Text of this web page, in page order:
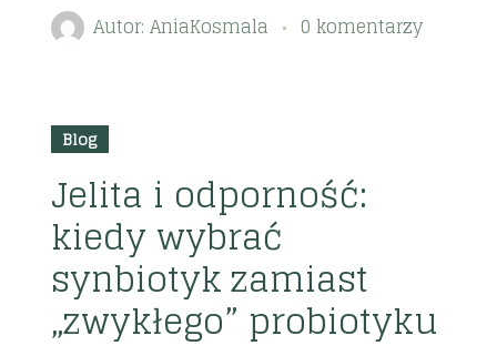
Autor:AniaKosmala 0 komentarzy
lip
Blog
Jelita i odporność:
kiedy wybrać
synbiotyk zamiast
„zwykłego” probiotyku